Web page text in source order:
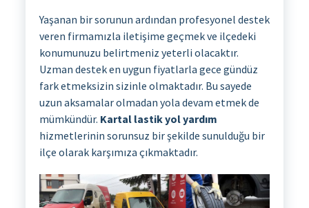
Yaşanan bir sorunun ardından profesyonel destek
veren firmamızla iletişime geçmek ve ilçedeki
konumunuzu belirtmeniz yeterli olacaktır.
Uzman destek en uygun fiyatlarla gece gündüz
fark etmeksizin sizinle olmaktadır. Bu sayede
uzun aksamalar olmadan yola devam etmek de
mümkündür. Kartal lastik yol yardım
hizmetlerinin sorunsuz bir şekilde sunulduğu bir
ilçe olarak karşımıza çıkmaktadır.